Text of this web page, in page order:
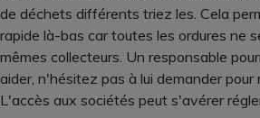
de déchets différents triez les. Cela
rapide là-bas car toutes les ordures ne
mêmes collecteurs. Un responsable
aider, n'hésitez pas à lui demander pour
L'accès aux sociétés peut s'avérer